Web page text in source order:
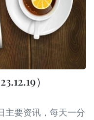
）
主要资讯，每天一分